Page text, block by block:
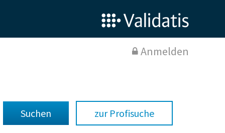
Anmelden
zur Profisuche